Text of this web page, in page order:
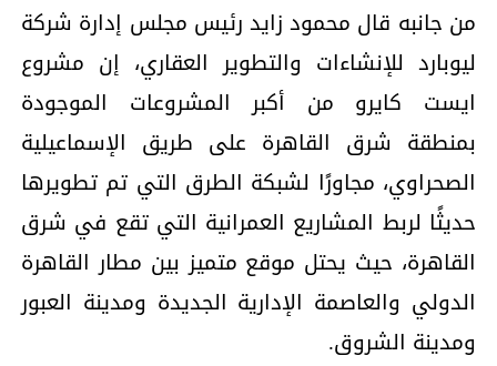
من جانبه قال محمود زايد رئيس مجلس إدارة شركة
ليوبارد للإنشاءات والتطوير العقاري، إن مشروع
ايست كايرو من أكبر المشروعات الموجودة
بمنطقة شرق القاهرة على طريق الإسماعيلية
الصحراوي، مجاورًا لشبكة الطرق التي تم تطويرها
حديثًا لربط المشاريع العمرانية التي تقع في شرق
القاهرة، حيث يحتل موقع متميز بين مطار القاهرة
الدولي والعاصمة الإدارية الجديدة ومدينة العبور
ومدينة الشروق.